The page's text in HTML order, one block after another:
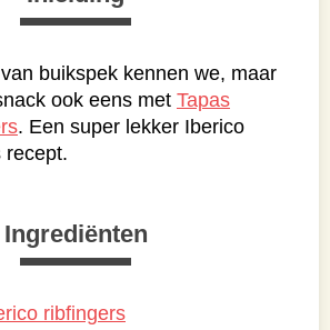
buikspek kennen we, maar
ook eens met Tapas
. Een super lekker Iberico
recept.
Ingrediënten
ribfingers